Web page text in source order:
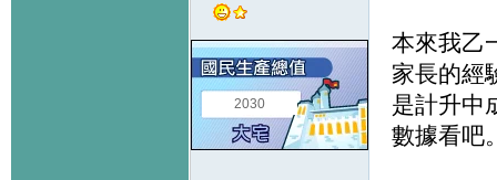
2030
本來我乙
家長的經
是計升中
數據看吧